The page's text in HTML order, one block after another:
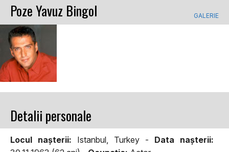
Poze Yavuz Bingol GALERIE
Detalii personale
Locul naşterii: Istanbul, Turkey - Data naşterii: